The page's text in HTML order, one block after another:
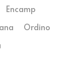
Encamp
Ordino